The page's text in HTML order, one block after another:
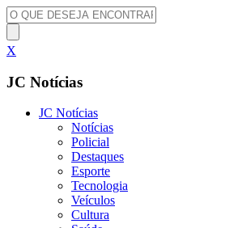
X
JC Notícias
JC Notícias
Notícias
Policial
Destaques
Esporte
Tecnologia
Veículos
Cultura